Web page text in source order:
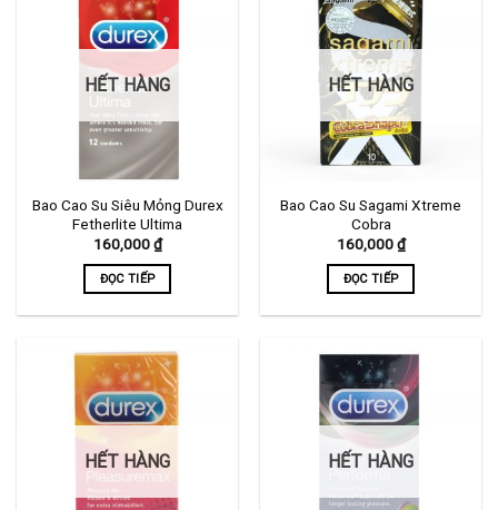
HẾT HÀNG
Bao Cao Su Siêu Mỏng Durex
Fetherlite Ultima
160,000₫
ĐỌC TIẾP
HẾT HÀNG
Bao Cao Su Sagami Xtreme
Cobra
160,000₫
ĐỌC TIẾP
HẾT HÀNG HẾT HÀNG